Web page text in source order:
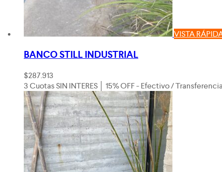
VISTA
BANCO STILL INDUSTRIAL
$287.913
3 Cuotas SIN INTERES │ 15% OFF - Efectivo /